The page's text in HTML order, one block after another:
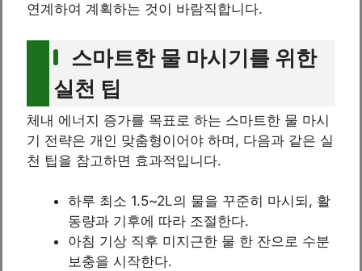
연계하여 계획하는 것이 바람직합니다.
스마트한 물 마시기를 위한
실천 팁
체내 에너지 증가를 목표로 하는 스마트한 물 마시
기 전략은 개인 맞춤형이어야 하며, 다음과 같은 실
천 팁을 참고하면 효과적입니다.
하루 최소 1.5~2L의 물을 꾸준히 마시되, 활
동량과 기후에 따라 조절한다.
아침 기상 직후 미지근한 물 한 잔으로 수분
보충을 시작한다.